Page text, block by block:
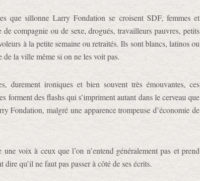
que sillonne Larry Fondation se croisent SDF, femmes et
de compagnie ou de sexe, drogués, travailleurs pauvres, petits
à la petite semaine ou retraités. Ils sont blancs, latinos ou
de la ville même si on ne les voit pas.
durement ironiques et bien souvent très émouvantes, ces
forment des flashs qui s’impriment autant dans le cerveau que
Fondation, malgré une apparence trompeuse d’économie de
voix à ceux que l’on n’entend généralement pas et prend
qu’il ne faut pas passer à côté de ses écrits.